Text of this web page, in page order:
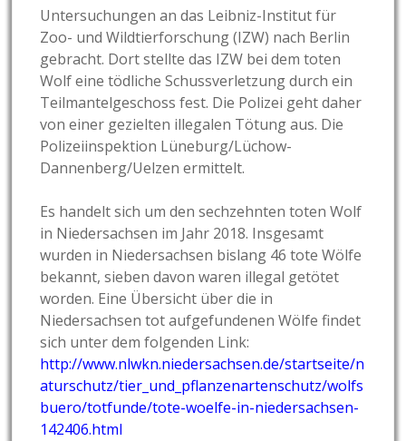
Untersuchungen an das Leibniz-Institut für
Zoo- und Wildtierforschung (IZW) nach Berlin
gebracht. Dort stellte das IZW bei dem toten
Wolf eine tödliche Schussverletzung durch ein
Teilmantelgeschoss fest. Die Polizei geht daher
von einer gezielten illegalen Tötung aus. Die
Polizeiinspektion Lüneburg/Lüchow-
Dannenberg/Uelzen ermittelt.
Es handelt sich um den sechzehnten toten Wolf
in Niedersachsen im Jahr 2018. Insgesamt
wurden in Niedersachsen bislang 46 tote Wölfe
bekannt, sieben davon waren illegal getötet
worden. Eine Übersicht über die in
Niedersachsen tot aufgefundenen Wölfe findet
sich unter dem folgenden Link:
http://www.nlwkn.niedersachsen.de/startseite/n
aturschutz/tier_und_pflanzenartenschutz/wolfs
buero/totfunde/tote-woelfe-in-niedersachsen-
142406.html